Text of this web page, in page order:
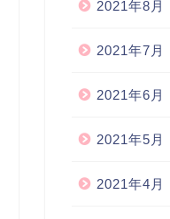
2021年8月
2021年7月
2021年6月
2021年5月
2021年4月